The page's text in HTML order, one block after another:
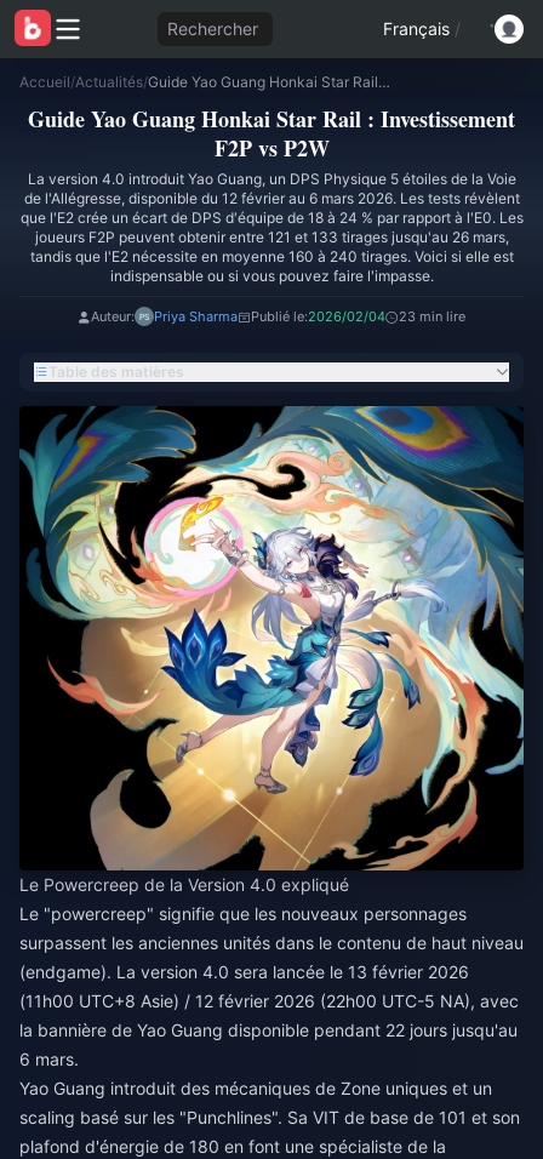
Rechercher Français /
Accueil/Actualités/ Guide Yao Guang Honkai Star Rail : Investissement F2P vs P2W
Guide Yao Guang Honkai Star Rail : Investissement
F2P vs P2W
La version 4.0 introduit Yao Guang, un DPS Physique 5 étoiles de la Voie
de l'Allégresse, disponible du 12 février au 6 mars 2026. Les tests révèlent
que l'E2 crée un écart de DPS d'équipe de 18 à 24 % par rapport à l'E0. Les
joueurs F2P peuvent obtenir entre 121 et 133 tirages jusqu'au 26 mars,
tandis que l'E2 nécessite en moyenne 160 à 240 tirages. Voici si elle est
indispensable ou si vous pouvez faire l'impasse.
Auteur: Priya Sharma Publié le:2026/02/04 23 min lire
Table des matières
Le Powercreep de la Version 4.0 expliqué
Le "powercreep" signifie que les nouveaux personnages
surpassent les anciennes unités dans le contenu de haut niveau
(endgame). La version 4.0 sera lancée le 13 février 2026
(11h00 UTC+8 Asie) / 12 février 2026 (22h00 UTC-5 NA), avec
la bannière de Yao Guang disponible pendant 22 jours jusqu'au
6 mars.
Yao Guang introduit des mécaniques de Zone uniques et un
scaling basé sur les "Punchlines". Sa VIT de base de 101 et son
plafond d'énergie de 180 en font une spécialiste de la